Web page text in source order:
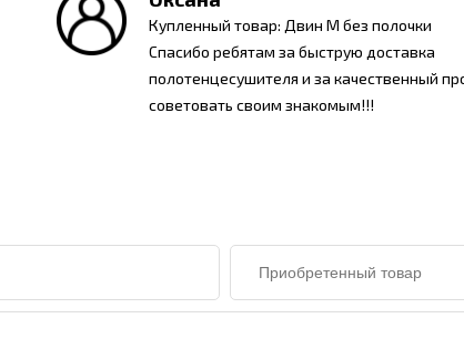
Купленный товар: Двин M без полочки
Спасибо ребятам за быструю доставка
полотенцесушителя и за качественный
советовать своим знакомым!!!